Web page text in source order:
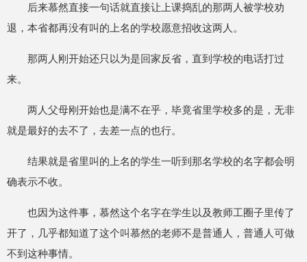
后来慕然直接一句话就直接让上课捣乱的那两人被学校劝
退，本省都再没有叫的上名的学校愿意招收这两人。
那两人刚开始还只以为是回家反省，直到学校的电话打过
来。
两人父母刚开始也是满不在乎，毕竟省里学校多的是，无非
就是最好的去不了，去差一点的也行。
结果就是省里叫的上名的学生一听到那名学校的名字都会明
确表示不收。
也因为这件事，慕然这个名字在学生以及教师工圈子里传了
开了，几乎都知道了这个叫慕然的老师不是普通人，普通人可做
不到这种事情。